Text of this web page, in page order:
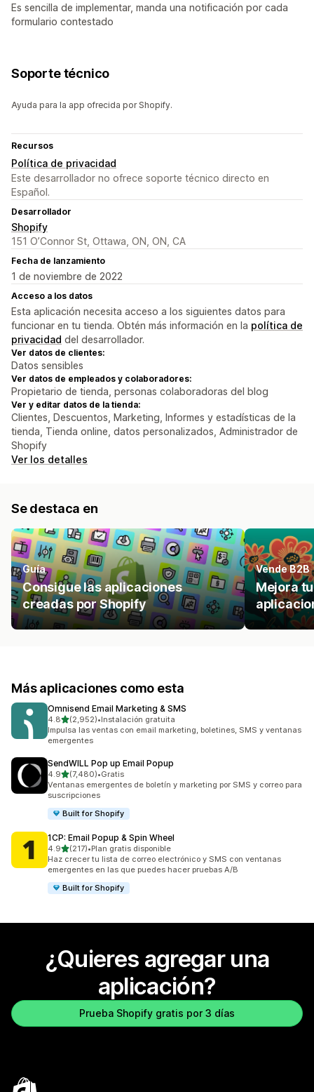
Es sencilla de implementar, manda una notificación por cada
formulario contestado
Soporte técnico
Ayuda para la app ofrecida por Shopify.
Recursos
Política de privacidad
Este desarrollador no ofrece soporte técnico directo en
Español.
Desarrollador
Shopify
151 O’Connor St, Ottawa, ON, ON, CA
Fecha de lanzamiento
1 de noviembre de 2022
Acceso a los datos
Esta aplicación necesita acceso a los siguientes datos para
funcionar en tu tienda. Obtén más información en la política de
privacidad del desarrollador.
Ver datos de clientes:
Datos sensibles
Ver datos de empleados y colaboradores:
Propietario de tienda, personas colaboradoras del blog
Ver y editar datos de la tienda:
Clientes, Descuentos, Marketing, Informes y estadísticas de la
tienda, Tienda online, datos personalizados, Administrador de
Shopify
Ver los detalles
Se destaca en
Guía
Consigue las aplicaciones
creadas por Shopify
Vende B2B
Mejora
Más aplicaciones como esta
Omnisend Email Marketing & SMS
4.8de 5 estrellas
(2,952)
2952 reseñas en total
•Instalación gratuita
Impulsa las ventas con email marketing, boletines, SMS y ventanas
emergentes
SendWILL Pop up Email Popup
4.9de 5 estrellas
(7,480)
7480 reseñas en total
•Gratis
Ventanas emergentes de boletín y marketing por SMS y correo para
suscripciones
Built for Shopify
1CP: Email Popup & Spin Wheel
4.9de 5 estrellas
(217)
217 reseñas en total
•Plan gratis disponible
Haz crecer tu lista de correo electrónico y SMS con ventanas
emergentes en las que puedes hacer pruebas A/B
Built for Shopify
¿Quieres agregar una
aplicación?
Prueba Shopify gratis por 3 días